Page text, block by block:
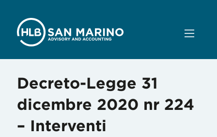
Decreto-Legge 31
dicembre 2020 nr 224
– Interventi